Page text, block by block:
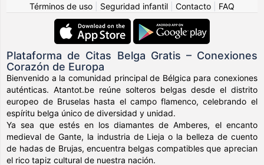
Términos de uso
Seguridad infantil Contacto FAQ
Plataforma de Citas Belga Gratis – Conexiones
Corazón de Europa
Bienvenido a la comunidad principal de Bélgica para conexiones
auténticas. Atantot.be reúne solteros belgas desde el distrito
europeo de Bruselas hasta el campo flamenco, celebrando el
espíritu belga único de diversidad y unidad.
Ya sea que estés en los diamantes de Amberes, el encanto
medieval de Gante, la industria de Lieja o la belleza de cuento
de hadas de Brujas, encuentra belgas compatibles que aprecian
el rico tapiz cultural de nuestra nación.